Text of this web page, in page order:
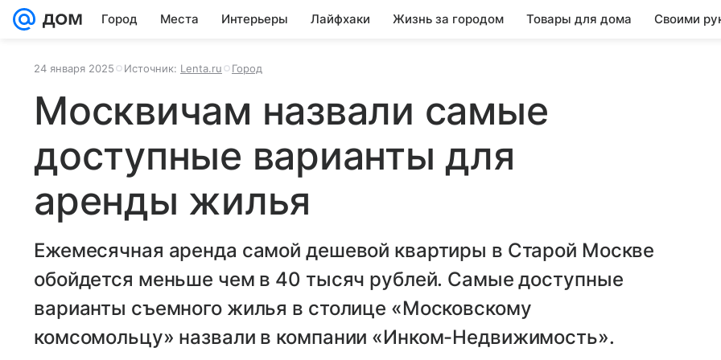
Город Места Интерьеры Лайфхаки Жизнь за городом Товары для дома Своими
24 января 2025 Источник: Lenta.ru Город
Москвичам назвали самые
доступные варианты для
аренды жилья
Ежемесячная аренда самой дешевой квартиры в Старой Москве
обойдется меньше чем в 40 тысяч рублей. Самые доступные
варианты съемного жилья в столице «Московскому
комсомольцу» назвали в компании «Инком-Недвижимость».